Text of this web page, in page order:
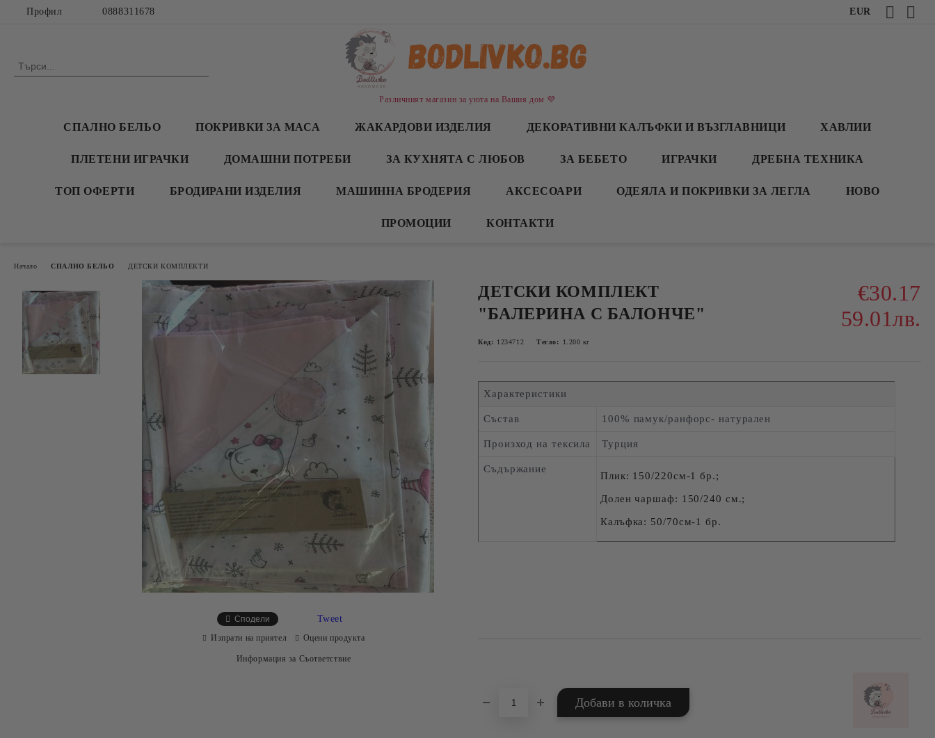
Профил 0888311678 EUR
Различният магазин за уюта на Вашия дом 💜
СПАЛНО БЕЛЬО ПОКРИВКИ ЗА МАСА ЖАКАРДОВИ ИЗДЕЛИЯ ДЕКОРАТИВНИ КАЛЪФКИ И ВЪЗГЛАВНИЦИ ХАВЛИИ
ПЛЕТЕНИ ИГРАЧКИ ДОМАШНИ ПОТРЕБИ ЗА КУХНЯТА С ЛЮБОВ ЗА БЕБЕТО ИГРАЧКИ ДРЕБНА ТЕХНИКА
ТОП ОФЕРТИ БРОДИРАНИ ИЗДЕЛИЯ МАШИННА БРОДЕРИЯ АКСЕСОАРИ ОДЕЯЛА И ПОКРИВКИ ЗА ЛЕГЛА НОВО
ПРОМОЦИИ КОНТАКТИ
Начало СПАЛНО БЕЛЬО ДЕТСКИ КОМПЛЕКТИ
ДЕТСКИ КОМПЛЕКТ
"БАЛЕРИНА С БАЛОНЧЕ"
€30.17
59.01лв.
Код: 1234712 Тегло: 1.200 кг
Характеристики
Състав 100% памук/ранфорс- натурален
Произход на тексила Турция
Съдържание
Плик: 150/220см-1 бр.;
Долен чаршаф: 150/240 см.;
Калъфка: 50/70см-1 бр.
Сподели Tweet
Изпрати на приятел Оцени продукта
Информация за Съответствие